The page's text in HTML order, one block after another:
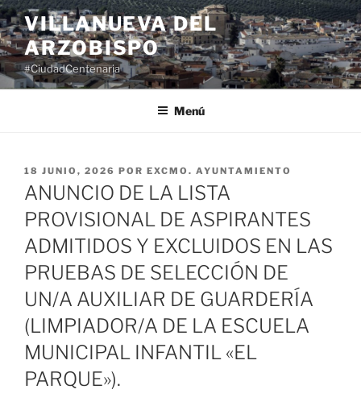
Saltar
al
contenido
VILLANUEVA DEL
ARZOBISPO
#CiudadCentenaria
Menú
PUBLICADO
EL
18 JUNIO, 2026 POR EXCMO. AYUNTAMIENTO
ANUNCIO DE LA LISTA
PROVISIONAL DE ASPIRANTES
ADMITIDOS Y EXCLUIDOS EN LAS
PRUEBAS DE SELECCIÓN DE
UN/A AUXILIAR DE GUARDERÍA
(LIMPIADOR/A DE LA ESCUELA
MUNICIPAL INFANTIL «EL
PARQUE»).